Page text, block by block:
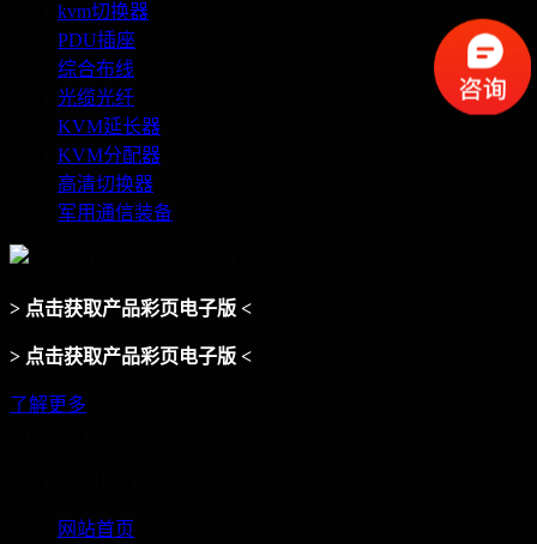
kvm切换器
PDU插座
综合布线
光缆光纤
KVM延长器
KVM分配器
高清切换器
军用通信装备
> 点击获取产品彩页电子版 <
> 点击获取产品彩页电子版 <
了解更多
网站首页